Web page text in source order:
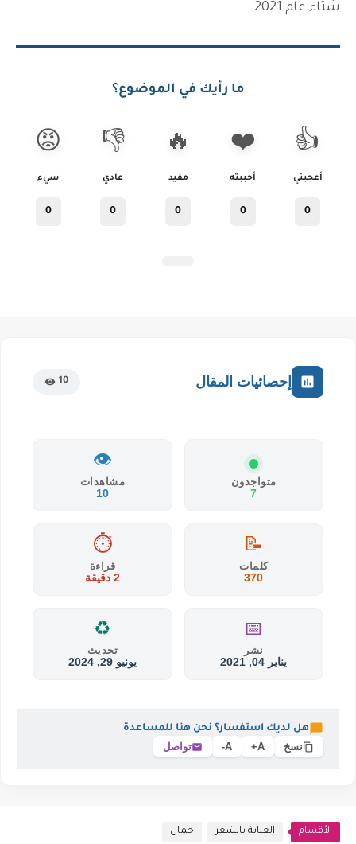
شتاء عام 2021.
ما رأيك في الموضوع؟
👍
أعجبني
0
❤️
أحببته
0
🔥
مفيد
0
👎
عادي
0
😡
سيء
0
إحصائيات المقال 10
متواجدون
7
👁️
مشاهدات
10
📝
كلمات
370
⏱️
قراءة
2 دقيقة
📅
نشر
يناير 04, 2021
♻️
تحديث
يونيو 29, 2024
هل لديك استفسار؟ نحن هنا للمساعدة
نسخ A+
A- تواصل
الأقسام العناية بالشعر جمال